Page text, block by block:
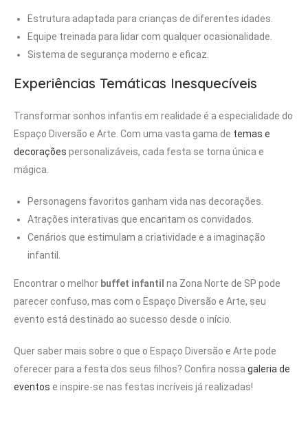
Estrutura adaptada para crianças de diferentes idades.
Equipe treinada para lidar com qualquer ocasionalidade.
Sistema de segurança moderno e eficaz.
Experiências Temáticas Inesquecíveis
Transformar sonhos infantis em realidade é a especialidade do
Espaço Diversão e Arte. Com uma vasta gama de temas e
decorações personalizáveis, cada festa se torna única e
mágica.
Personagens favoritos ganham vida nas decorações.
Atrações interativas que encantam os convidados.
Cenários que estimulam a criatividade e a imaginação
infantil.
Encontrar o melhor buffet infantil na Zona Norte de SP pode
parecer confuso, mas com o Espaço Diversão e Arte, seu
evento está destinado ao sucesso desde o início.
Quer saber mais sobre o que o Espaço Diversão e Arte pode
oferecer para a festa dos seus filhos? Confira nossa galeria de
eventos e inspire-se nas festas incríveis já realizadas!